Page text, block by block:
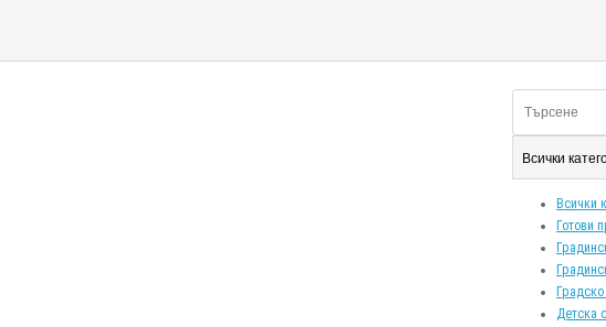
Всички
Всички
Готови
Детска